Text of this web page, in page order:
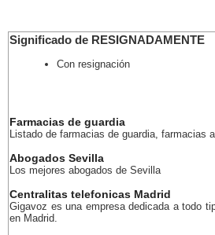
Significado de RESIGNADAMENTE
Con resignación
Farmacias de guardia
Listado de farmacias de guardia, farmacias
Abogados Sevilla
Los mejores abogados de Sevilla
Centralitas telefonicas Madrid
Gigavoz es una empresa dedicada a todo
en Madrid.